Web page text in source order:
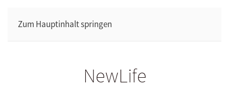
Zum Hauptinhalt springen
NewLife